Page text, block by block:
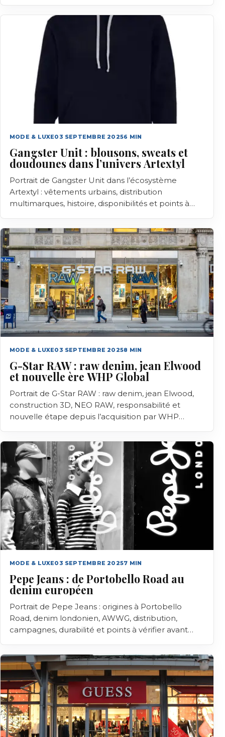
MODE & LUXE03 SEPTEMBRE 20256 MIN
Gangster Unit : blousons, sweats et
doudounes dans l’univers Artextyl
Portrait de Gangster Unit dans l’écosystème
Artextyl : vêtements urbains, distribution
multimarques, histoire, disponibilités et points à
MODE & LUXE03 SEPTEMBRE 20258 MIN
G-Star RAW : raw denim, jean Elwood
et nouvelle ère WHP Global
Portrait de G-Star RAW : raw denim, jean Elwood,
construction 3D, NEO RAW, responsabilité et
nouvelle étape depuis l’acquisition par WHP
MODE & LUXE03 SEPTEMBRE 20257 MIN
Pepe Jeans : de Portobello Road au
denim européen
Portrait de Pepe Jeans : origines à Portobello
Road, denim londonien, AWWG, distribution,
campagnes, durabilité et points à vérifier avant